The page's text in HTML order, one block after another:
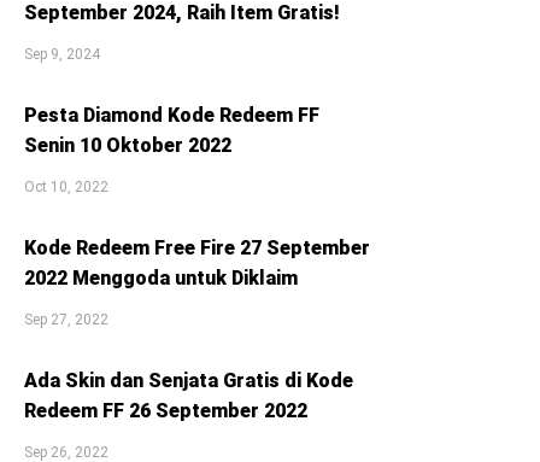
September 2024, Raih Item Gratis!
Sep 9, 2024
Pesta Diamond Kode Redeem FF
Senin 10 Oktober 2022
Oct 10, 2022
Kode Redeem Free Fire 27 September
2022 Menggoda untuk Diklaim
Sep 27, 2022
Ada Skin dan Senjata Gratis di Kode
Redeem FF 26 September 2022
Sep 26, 2022